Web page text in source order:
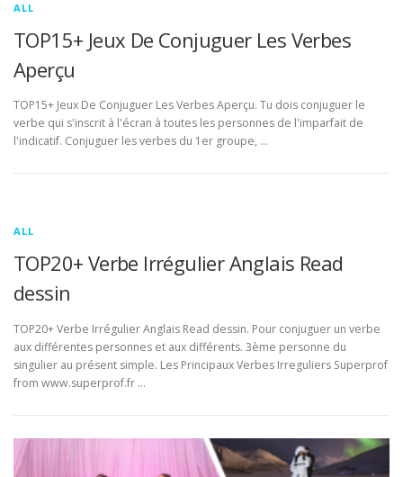
ALL
TOP15+ Jeux De Conjuguer Les Verbes
Aperçu
TOP15+ Jeux De Conjuguer Les Verbes Aperçu. Tu dois conjuguer le
verbe qui s'inscrit à l'écran à toutes les personnes de l'imparfait de
l'indicatif. Conjuguer les verbes du 1er groupe, …
ALL
TOP20+ Verbe Irrégulier Anglais Read
dessin
TOP20+ Verbe Irrégulier Anglais Read dessin. Pour conjuguer un verbe
aux différentes personnes et aux différents. 3ème personne du
singulier au présent simple. Les Principaux Verbes Irreguliers Superprof
from www.superprof.fr …